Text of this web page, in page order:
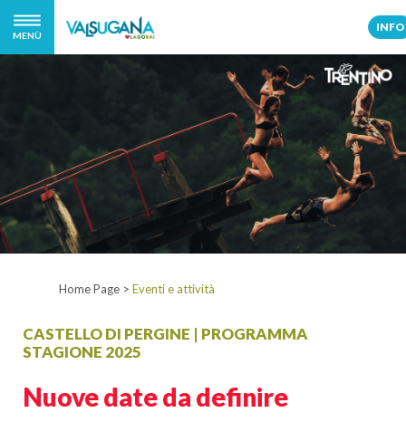
MENÙ
INFO
Home Page > Eventi e attività
CASTELLO DI PERGINE | PROGRAMMA
STAGIONE 2025
Nuove date da definire